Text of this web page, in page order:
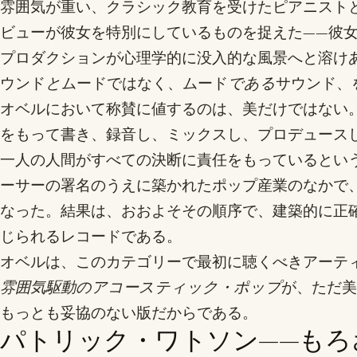
雰囲気が重い、クラシック教育を受けたピアニス
ビューが彼女を特別にしているものを捉えた——彼
プロダクションが心理学的に没入的な風景へと溶
ウンド とムードではなく、ムード であるサウンド、
オベルにおいて称賛に値するのは、美だけではな
をもって書き、録音し、ミックスし、プロデュー
一人の人間がすべての決断に責任をもっていると
ーサーの署名のうえに築かれたポップ産業のなか
なった。結果は、おおよそその順序で、建築的に
じられるレコードである。
オベルは、このカテゴリーで最初に聴くべきアー
雰囲気駆動のアコースティック・ポップが、ただ
もっとも妥協のない版だからである。
パトリック・ワトソン——も